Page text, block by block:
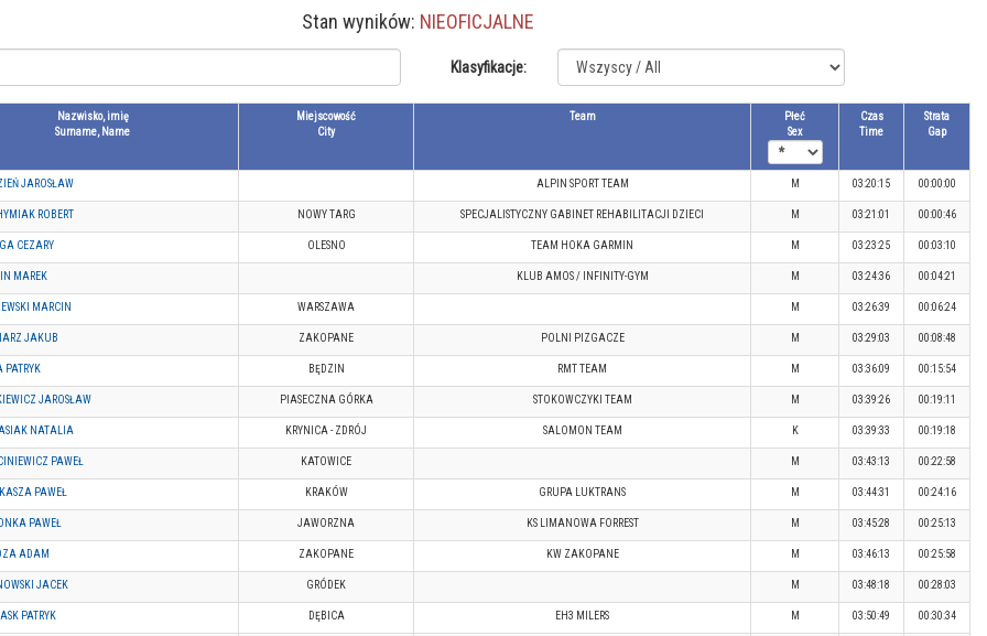
Stan wyników: NIEOFICJALNE
Klasyfikacje:
Nazwisko, imię
Surname, Name
Miejscowość
City
Team
Płeć
Sex
Czas
Time
Strata
Gap
JAROSŁAW ALPIN SPORT TEAM M 03:20:15 00:00:00
ROBERT NOWY TARG SPECJALISTYCZNY GABINET REHABILITACJI DZIECI M 03:21:01 00:00:46
CEZARY OLESNO TEAM HOKA GARMIN M 03:23:25 00:03:10
MAREK KLUB AMOS / INFINITY-GYM M 03:24:36 00:04:21
MARCIN WARSZAWA M 03:26:39 00:06:24
JAKUB ZAKOPANE POLNI PIZGACZE M 03:29:03 00:08:48
PATRYK BĘDZIN RMT TEAM M 03:36:09 00:15:54
JAROSŁAW PIASECZNA GÓRKA STOKOWCZYKI TEAM M 03:39:26 00:19:11
NATALIA KRYNICA - ZDRÓJ SALOMON TEAM K 03:39:33 00:19:18
PAWEŁ KATOWICE M 03:43:13 00:22:58
PAWEŁ KRAKÓW GRUPA LUKTRANS M 03:44:31 00:24:16
PAWEŁ JAWORZNA KS LIMANOWA FORREST M 03:45:28 00:25:13
ADAM ZAKOPANE KW ZAKOPANE M 03:46:13 00:25:58
JACEK GRÓDEK M 03:48:18 00:28:03
PATRYK DĘBICA EH3 MILERS M 03:50:49 00:30:34